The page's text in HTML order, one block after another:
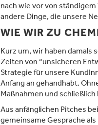
nach wie vor von
andere Dinge, die unsere
WIE WIR ZU
Kurz um, wir haben damals
Zeiten von “unsicheren
Strategie für unsere
Anfang an gehandhabt.
Maßnahmen und
Aus anfänglichen Pitches
gemeinsame Gespräche